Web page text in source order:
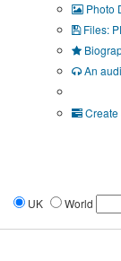
Photo
Files:
An
Create
UK World